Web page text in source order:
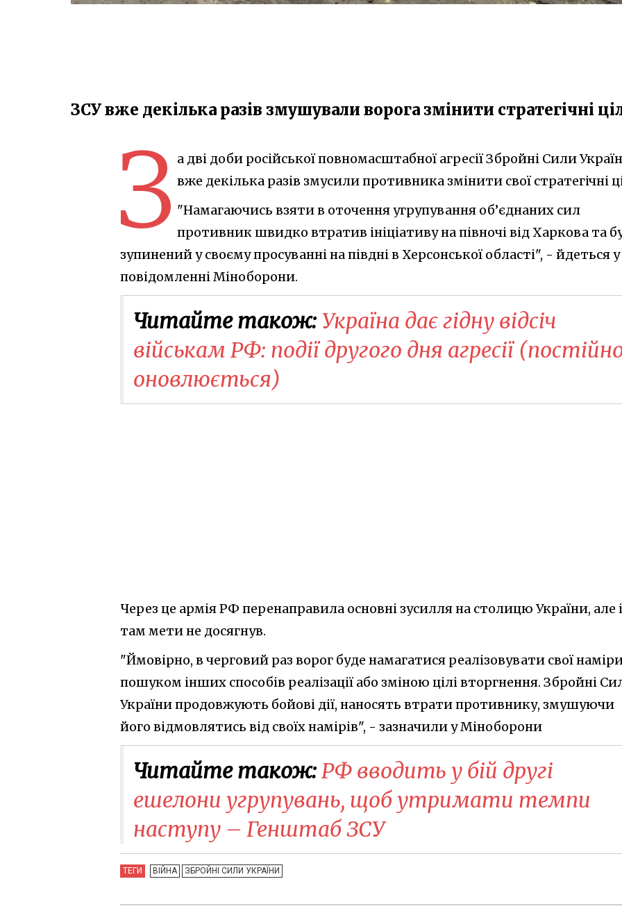
ЗСУ вже декілька разів змушували ворога змінити стратегічні
З а дві доби російської повномасштабної агресії Збройні Сили
вже декілька разів змусили противника змінити свої стратегічні
"Намагаючись взяти в оточення угрупування об’єднаних сил
противник швидко втратив ініціативу на півночі від Харкова та
зупинений у своєму просуванні на півдні в Херсонської області", - йдеться у
повідомленні Міноборони.
Читайте також: Україна дає гідну відсіч
військам РФ: події другого дня агресії
оновлюється)
Через це армія РФ перенаправила основні зусилля на столицю України, але і
там мети не досягнув.
"Ймовірно, в черговий раз ворог буде намагатися реалізовувати свої
пошуком інших способів реалізації або зміною цілі вторгнення. Збройні
України продовжують бойові дії, наносять втрати противнику, змушуючи
його відмовлятись від своїх намірів", - зазначили у Міноборони
Читайте також:РФ вводить у бій другі
ешелони угрупувань, щоб утримати темпи
наступу – Генштаб ЗСУ
ТЕГИ ВІЙНА ЗБРОЙНІ СИЛИ УКРАЇНИ